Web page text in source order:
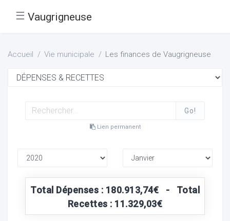
☰ Vaugrigneuse
Accueil Vie municipale Les finances de Vaugrigneuse
Go!
Lien permanent
Total Dépenses : 180.913,74€ - Total
Recettes : 11.329,03€